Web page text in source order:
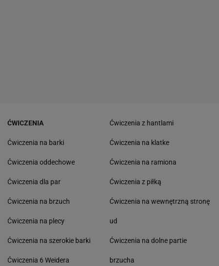
ĆWICZENIA
Ćwiczenia na barki
Ćwiczenia oddechowe
Ćwiczenia dla par
Ćwiczenia na brzuch
Ćwiczenia na plecy
Ćwiczenia na szerokie barki
Ćwiczenia 6 Weidera
Ćwiczenia z hantlami
Ćwiczenia na klatke
Ćwiczenia na ramiona
Ćwiczenia z piłką
Ćwiczenia na wewnętrzną stronę
ud
Ćwiczenia na dolne partie
brzucha